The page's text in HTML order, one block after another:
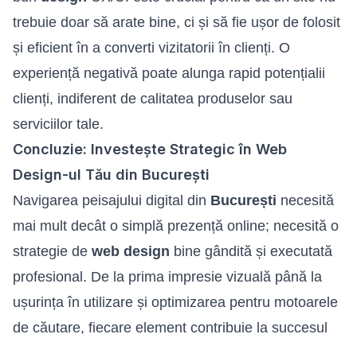
trebuie doar să arate bine, ci și să fie ușor de folosit
și eficient în a converti vizitatorii în clienți. O
experiență negativă poate alunga rapid potențialii
clienți, indiferent de calitatea produselor sau
serviciilor tale.
Concluzie: Investește Strategic în Web
Design-ul Tău din București
Navigarea peisajului digital din București necesită
mai mult decât o simplă prezență online; necesită o
strategie de web design bine gândită și executată
profesional. De la prima impresie vizuală până la
ușurința în utilizare și optimizarea pentru motoarele
de căutare, fiecare element contribuie la succesul